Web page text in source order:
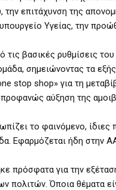
επιτάχυνση της
υπουργείο Υγείας, την
βασικές ρυθμίσεις
σημειώνοντας τα
stop shop» για τη
αύξηση της
το φαινόμενο,
Εφαρμόζεται ήδη στην
πρόσφατα για την
πολιτών. Όποια θέματα